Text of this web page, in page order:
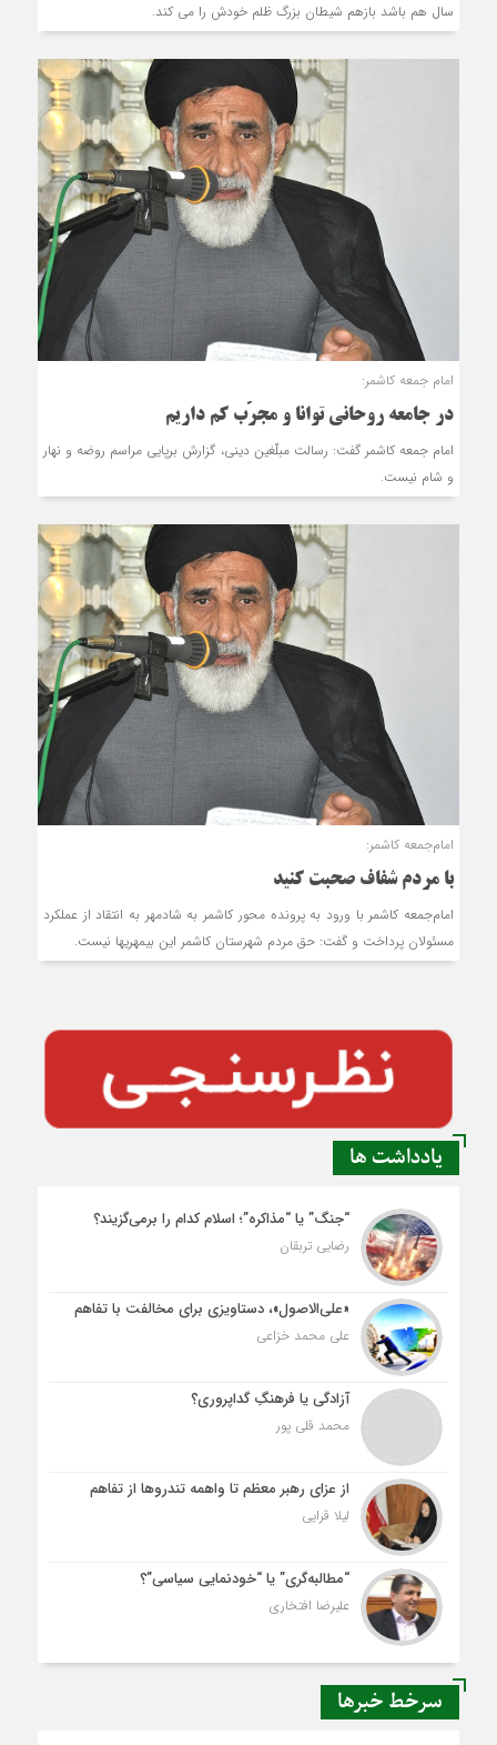
سال هم باشد بازهم شیطان بزرگ ظلم خودش را می کند.
امام جمعه کاشمر:
در جامعه روحانی توانا و مجرّب کم داریم
امام جمعه کاشمر گفت: رسالت مبلّغین دینی، گزارش برپایی مراسم روضه و نهار
و شام نیست.
امام‌جمعه کاشمر:
با مردم شفاف صحبت کنید
امام‌جمعه کاشمر با ورود به پرونده محور کاشمر به شادمهر به انتقاد از عملکرد
مسئولان پرداخت و گفت: حق مردم شهرستان کاشمر این بی‎مهری‎ها نیست.
یادداشت ها
“جنگ” یا “مذاکره”؛ اسلام کدام را برمی‌گزیند؟
رضایی تربقان
«علی‌الاصول»، دستاویزی برای مخالفت با تفاهم
علی محمد خزاعی
آزادگی یا فرهنگِ گداپروری؟
محمد قلی پور
از عزای رهبر معظم تا واهمه تندروها از تفاهم
لیلا قرایی
“مطالبه‌گری” یا “خودنمایی سیاسی”؟
علیرضا افتخاری
سرخط خبرها